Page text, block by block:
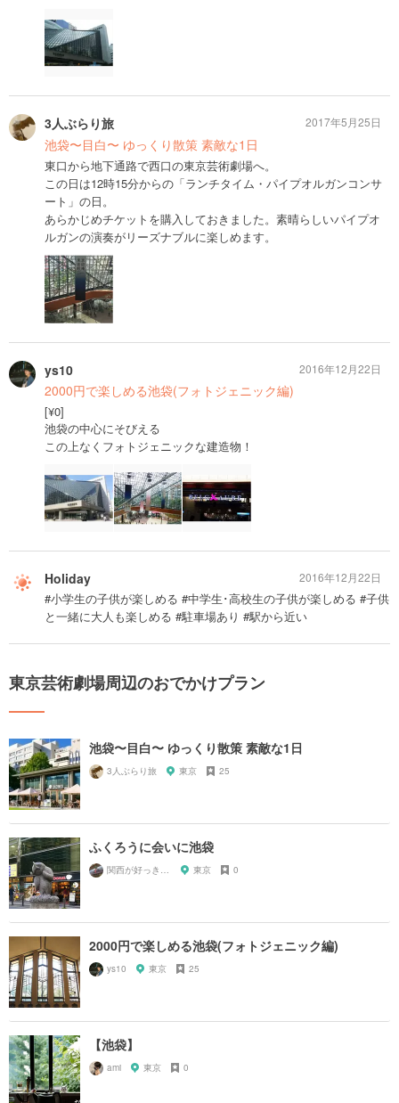
3人ぶらり旅
池袋〜目白〜 ゆっくり散策 素敵な1日
東口から地下通路で西口の東京芸術劇場へ。
この日は12時15分からの「ランチタイム・パイプオルガンコンサ
ート」の日。
あらかじめチケットを購入しておきました。素晴らしいパイプオ
ルガンの演奏がリーズナブルに楽しめます。
2017年5月25日
ys10
2000円で楽しめる池袋(フォトジェニック編)
[¥0]
池袋の中心にそびえる
この上なくフォトジェニックな建造物！
2016年12月22日
Holiday
#小学生の子供が楽しめる #中学生･高校生の子供が楽しめる #子供
と一緒に大人も楽しめる #駐車場あり #駅から近い
2016年12月22日
東京芸術劇場周辺のおでかけプラン
池袋〜目白〜 ゆっくり散策 素敵な1日
3人ぶらり旅 東京 25
ふくろうに会いに池袋
関西が好っきゃねん 東京 0
2000円で楽しめる池袋(フォトジェニック編)
ys10 東京 25
【池袋】
ami 東京 0